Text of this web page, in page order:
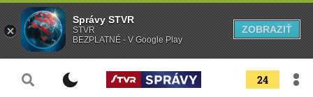
24
Správy STVR
STVR
BEZPLATNÉ - V Google Play
ZOBRAZIŤ